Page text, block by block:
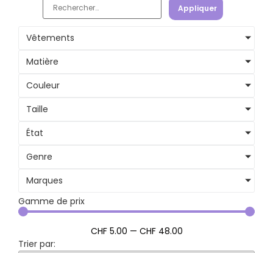
Appliquer
Vêtements
Matière
Couleur
Taille
État
Genre
Marques
Gamme de prix
CHF 5.00 — CHF 48.00
Trier par: